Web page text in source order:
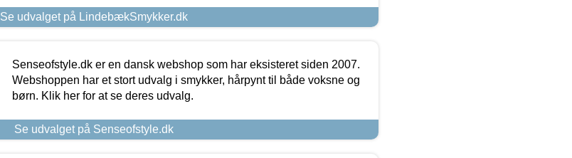
Se udvalget på LindebækSmykker.dk
Senseofstyle.dk er en dansk webshop som har eksisteret siden 2007.
Webshoppen har et stort udvalg i smykker, hårpynt til både voksne og
børn. Klik her for at se deres udvalg.
Se udvalget på Senseofstyle.dk